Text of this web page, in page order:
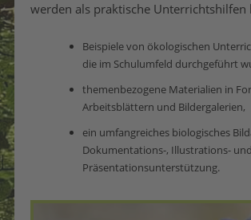
werden als praktische Unterrichtshilfen
Beispiele von ökologischen
die im Schulumfeld durchgeführt
themenbezogene Materialien in
Arbeitsblättern und Bildergalerien,
ein umfangreiches biologisches
Dokumentations-, Illustrations- und
Präsentationsunterstützung.